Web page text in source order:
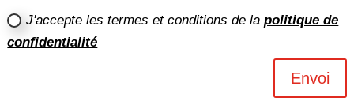
J'accepte les termes et conditions de lapolitique de
confidentialité
Envoi